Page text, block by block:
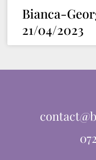
Bianca-
21/04/2023